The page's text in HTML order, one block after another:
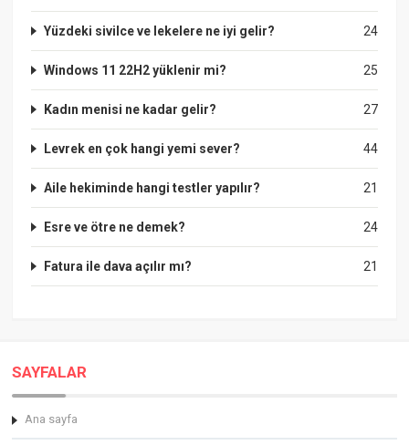
24
Yüzdeki sivilce ve lekelere ne iyi gelir?
25
Windows 11 22H2 yüklenir mi?
27
Kadın menisi ne kadar gelir?
44
Levrek en çok hangi yemi sever?
21
Aile hekiminde hangi testler yapılır?
24
Esre ve ötre ne demek?
21
Fatura ile dava açılır mı?
SAYFALAR
Ana sayfa